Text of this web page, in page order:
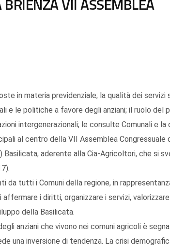
in materia previdenziale; la qualità dei servizi
e le politiche a favore degli anziani; il ruolo del
intergenerazionali; le consulte Comunali e la
al centro della VII Assemblea Congressuale
Basilicata, aderente alla Cia-Agricoltori, che si
da tutti i Comuni della regione, in
i diritti, organizzare i servizi,
della Basilicata.
anziani che vivono nei comuni agricoli è
una inversione di tendenza. La crisi